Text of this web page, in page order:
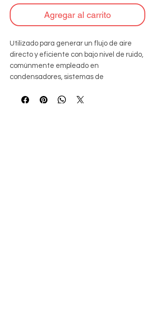
Agregar al carrito
Utilizado para generar un flujo de aire
directo y eficiente con bajo nivel de ruido,
comúnmente empleado en
condensadores, sistemas de
disipación de calor y ventilación.